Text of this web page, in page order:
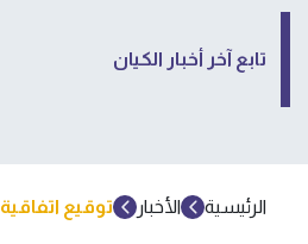
تابع آخر أخبار الكيان
الرئيسية الأخبار توقيع اتفاقية